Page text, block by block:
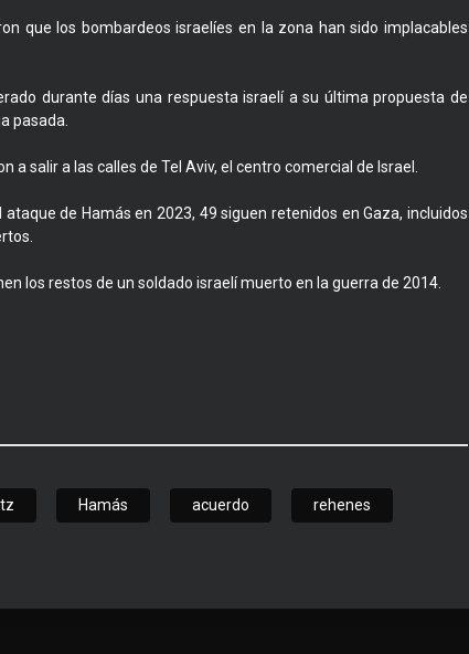
que los bombardeos israelíes en la zona han sido implacables
durante días una respuesta israelí a su última propuesta de
pasada.
a salir a las calles de Tel Aviv, el centro comercial de Israel.
de Hamás en 2023, 49 siguen retenidos en Gaza, incluidos
los restos de un soldado israelí muerto en la guerra de 2014.
Hamás acuerdo rehenes